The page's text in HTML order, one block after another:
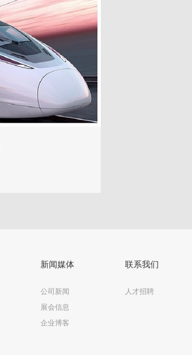
新闻媒体
公司新闻
展会信息
企业博客
联系我们
人才招聘